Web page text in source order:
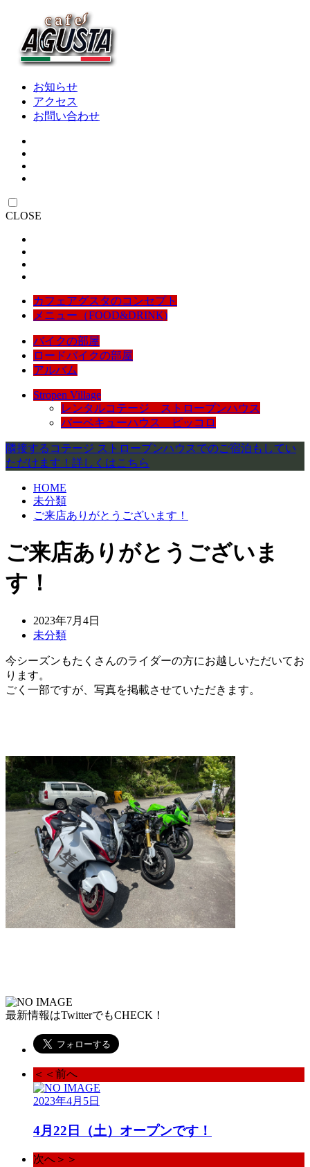
お知らせ
アクセス
お問い合わせ
CLOSE
カフェアグスタのコンセプト
メニュー（FOOD&DRINK)
バイクの部屋
ロードバイクの部屋
アルバム
Stropen Village
レンタルコテージ ストロープンハウス
バーベキューハウス ピッコロ
隣接するコテージ ストロープンハウスでのご宿泊もしてい
ただけます！詳しくはこちら
HOME
未分類
ご来店ありがとうございます！
ご来店ありがとうございま
す！
2023年7月4日
未分類
今シーズンもたくさんのライダーの方にお越しいただいてお
ります。
ごく一部ですが、写真を掲載させていただきます。
最新情報はTwitterでもCHECK！
＜＜前へ
2023年4月5日
4月22日（土）オープンです！
次へ＞＞